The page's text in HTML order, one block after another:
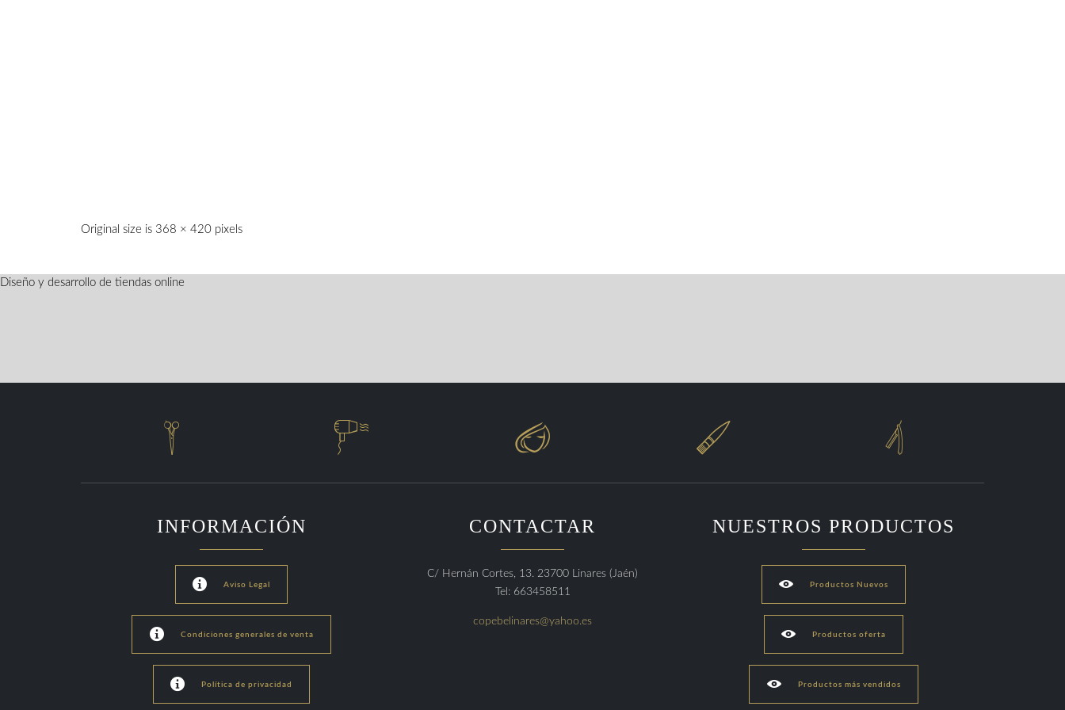
Original size is 368 × 420 pixels
    
INFORMACIÓN
 Aviso Legal
 Condiciones generales de venta
 Política de privacidad
CONTACTAR
C/ Hernán Cortes, 13. 23700 Linares (Jaén)
Tel: 663458511
copebelinares@yahoo.es
NUESTROS PRODUCTOS
 Productos Nuevos
 Productos oferta
 Productos más vendidos
Diseño y desarrollo de tiendas online